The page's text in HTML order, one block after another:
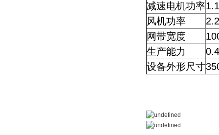
减速电机功率
风机功率
网带宽度
生产能力
设备外形尺寸